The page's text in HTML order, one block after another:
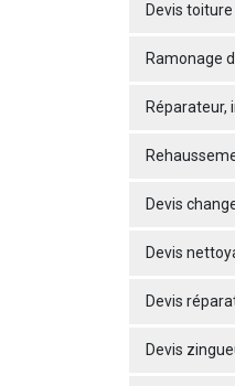
Devis
Ramonage
Réparateur,
Devis
Devis
Devis
Devis